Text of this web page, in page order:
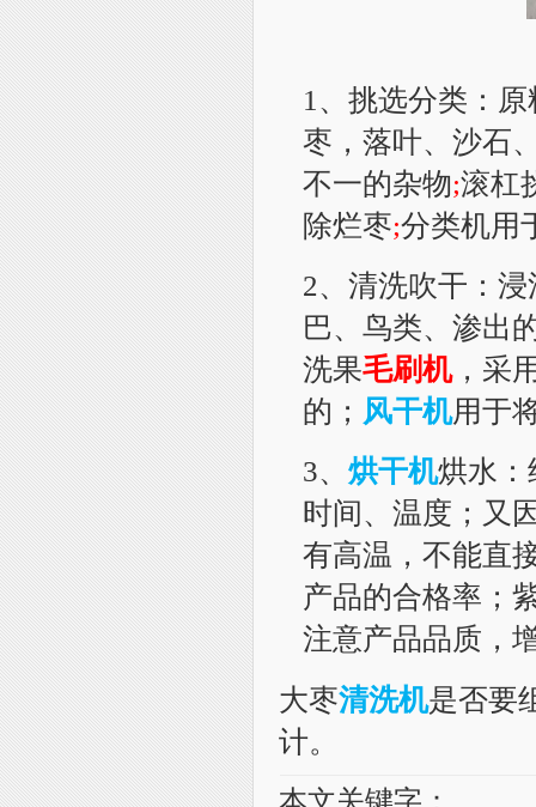
1、挑选分类 ：
枣，落叶、沙石
不一的杂物;滚杠
除烂枣;分类机用
2、清洗吹干：浸
巴、鸟类、渗出
洗果毛刷机，采
的； 风干机用于
3、 烘干机烘水
时间、温度；又
有高温，不能直
产品的合格率；
注意产品品质，
大枣清洗机是否要
计。
本文关键字：